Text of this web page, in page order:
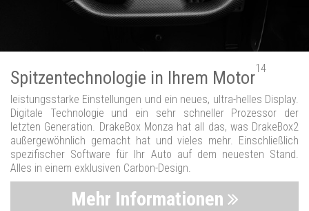
Spitzentechnologie in Ihrem Motor14
leistungsstarke Einstellungen und ein neues, ultra-helles Display.
Digitale Technologie und ein sehr schneller Prozessor der
letzten Generation. DrakeBox Monza hat all das, was DrakeBox2
außergewöhnlich gemacht hat und vieles mehr. Einschließlich
spezifischer Software für Ihr Auto auf dem neuesten Stand.
Alles in einem exklusiven Carbon-Design.
Mehr Informationen